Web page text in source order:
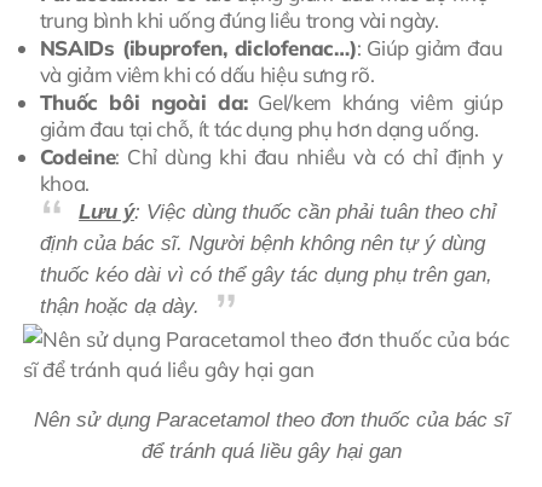
trung bình khi uống đúng liều trong vài ngày.
NSAIDs (ibuprofen, diclofenac…): Giúp giảm đau
và giảm viêm khi có dấu hiệu sưng rõ.
Thuốc bôi ngoài da:Gel/kem kháng viêm giúp
giảm đau tại chỗ, ít tác dụng phụ hơn dạng uống.
Codeine: Chỉ dùng khi đau nhiều và có chỉ định y
khoa.
Lưu ý: Việc dùng thuốc cần phải tuân theo chỉ
định của bác sĩ. Người bệnh không nên tự ý dùng
thuốc kéo dài vì có thể gây tác dụng phụ trên gan,
thận hoặc dạ dày.
Nên sử dụng Paracetamol theo đơn thuốc của bác sĩ
để tránh quá liều gây hại gan